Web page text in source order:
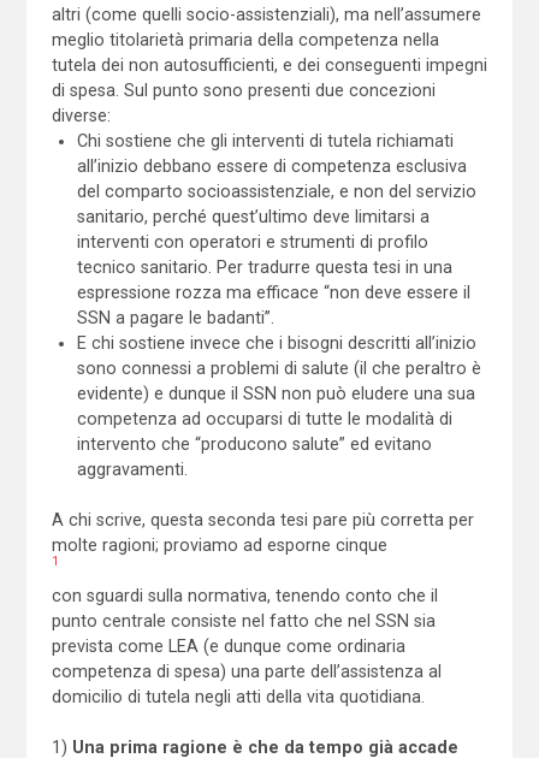
altri (come quelli socio-assistenziali), ma nell’assumere
meglio titolarietà primaria della competenza nella
tutela dei non autosufficienti, e dei conseguenti impegni
di spesa. Sul punto sono presenti due concezioni
diverse:
Chi sostiene che gli interventi di tutela richiamati
all’inizio debbano essere di competenza esclusiva
del comparto socioassistenziale, e non del servizio
sanitario, perché quest’ultimo deve limitarsi a
interventi con operatori e strumenti di profilo
tecnico sanitario. Per tradurre questa tesi in una
espressione rozza ma efficace “non deve essere il
SSN a pagare le badanti”.
E chi sostiene invece che i bisogni descritti all’inizio
sono connessi a problemi di salute (il che peraltro è
evidente) e dunque il SSN non può eludere una sua
competenza ad occuparsi di tutte le modalità di
intervento che “producono salute” ed evitano
aggravamenti.
A chi scrive, questa seconda tesi pare più corretta per
molte ragioni; proviamo ad esporne cinque
1
con sguardi sulla normativa, tenendo conto che il
punto centrale consiste nel fatto che nel SSN sia
prevista come LEA (e dunque come ordinaria
competenza di spesa) una parte dell’assistenza al
domicilio di tutela negli atti della vita quotidiana.
1) Una prima ragione è che da tempo già accade